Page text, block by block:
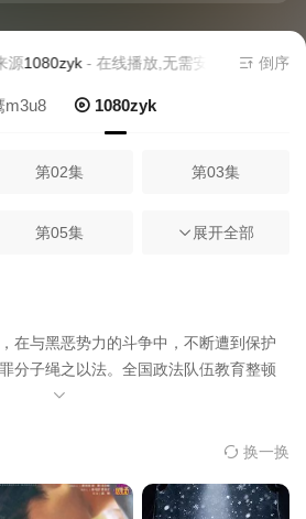
1080zyk- 在线播放,无需安装播放器 倒序
m3u8 1080zyk
第02集 第03集
第05集 第06集
第11集 第12集
展开全部
与黑恶势力的斗争中，不断遭到保护
分子绳之以法。全国政法队伍教育整顿
导组入驻京海，联合公检法司各部门，
集团。
换一换